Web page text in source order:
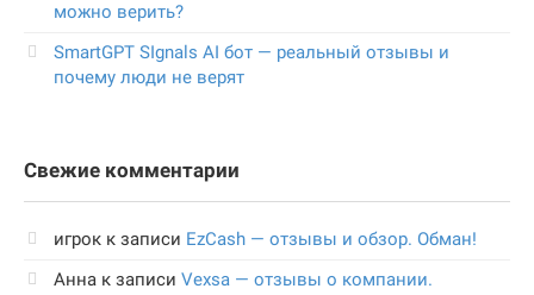
можно верить?
SmartGPT SIgnals AI бот — реальный отзывы и
почему люди не верят
Свежие комментарии
игрок к записи EzCash — отзывы и обзор. Обман!
Анна к записи Vexsa — отзывы о компании.